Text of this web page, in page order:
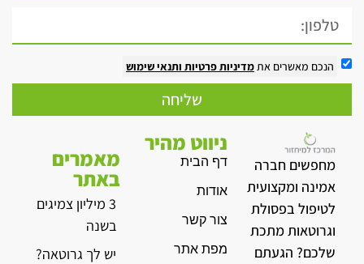
הנכם מאשרים אתמדיניות פרטיות ותנאי שימוש
שליחה
מחפשים חברה
אמינה ומקצועית
לטיפול בפסולת
וגרוטאות מתכת
שלכם? הגעתם
ניווט מהיר
דף הבית
אודות
צור קשר
מפת אתר
מאמרים
באתר
3 מיליון צמיגים
בשנה
יש לך גרוטאה?